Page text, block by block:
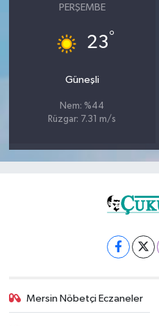
PERŞEMBE
23°
Güneşli
Nem: %44
Rüzgar: 7.31 m/s
Mersin Nöbetçi Eczaneler